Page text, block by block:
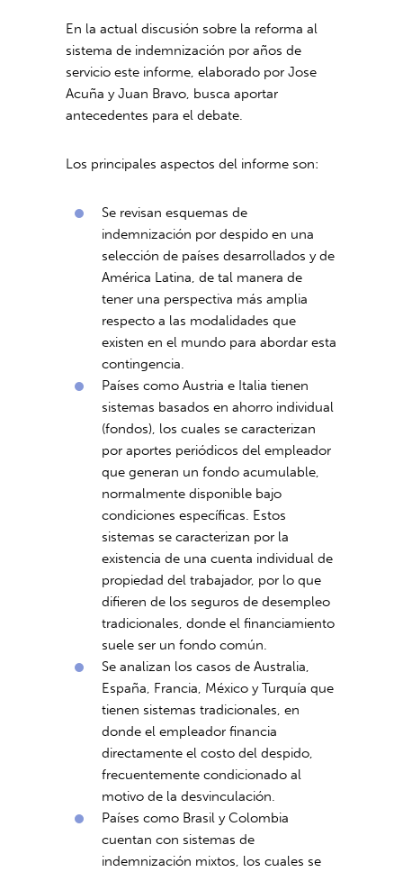
En la actual discusión sobre la reforma al
sistema de indemnización por años de
servicio este informe, elaborado por Jose
Acuña y Juan Bravo, busca aportar
antecedentes para el debate.
Los principales aspectos del informe son:
Se revisan esquemas de
indemnización por despido en una
selección de países desarrollados y de
América Latina, de tal manera de
tener una perspectiva más amplia
respecto a las modalidades que
existen en el mundo para abordar esta
contingencia.
Países como Austria e Italia tienen
sistemas basados en ahorro individual
(fondos), los cuales se caracterizan
por aportes periódicos del empleador
que generan un fondo acumulable,
normalmente disponible bajo
condiciones específicas. Estos
sistemas se caracterizan por la
existencia de una cuenta individual de
propiedad del trabajador, por lo que
difieren de los seguros de desempleo
tradicionales, donde el financiamiento
suele ser un fondo común.
Se analizan los casos de Australia,
España, Francia, México y Turquía que
tienen sistemas tradicionales, en
donde el empleador financia
directamente el costo del despido,
frecuentemente condicionado al
motivo de la desvinculación.
Países como Brasil y Colombia
cuentan con sistemas de
indemnización mixtos, los cuales se